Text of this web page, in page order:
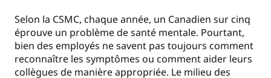
Selon la CSMC, chaque année, un Canadien sur cinq
éprouve un problème de santé mentale. Pourtant,
bien des employés ne savent pas toujours comment
reconnaître les symptômes ou comment aider leurs
collègues de manière appropriée. Le milieu des